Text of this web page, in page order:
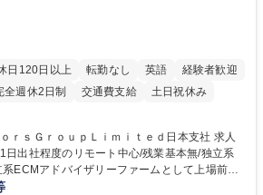
日120日以上 転勤なし 英語
経験者歓迎
全週休2日制 交通費支給 土日祝休み
ｓＧｒｏｕｐＬｉｍｉｔｅｄ日本支社 求人
日出社程度のリモート中心/残業基本無/独立系
当社にて経理・総務をお任せします。基礎的な